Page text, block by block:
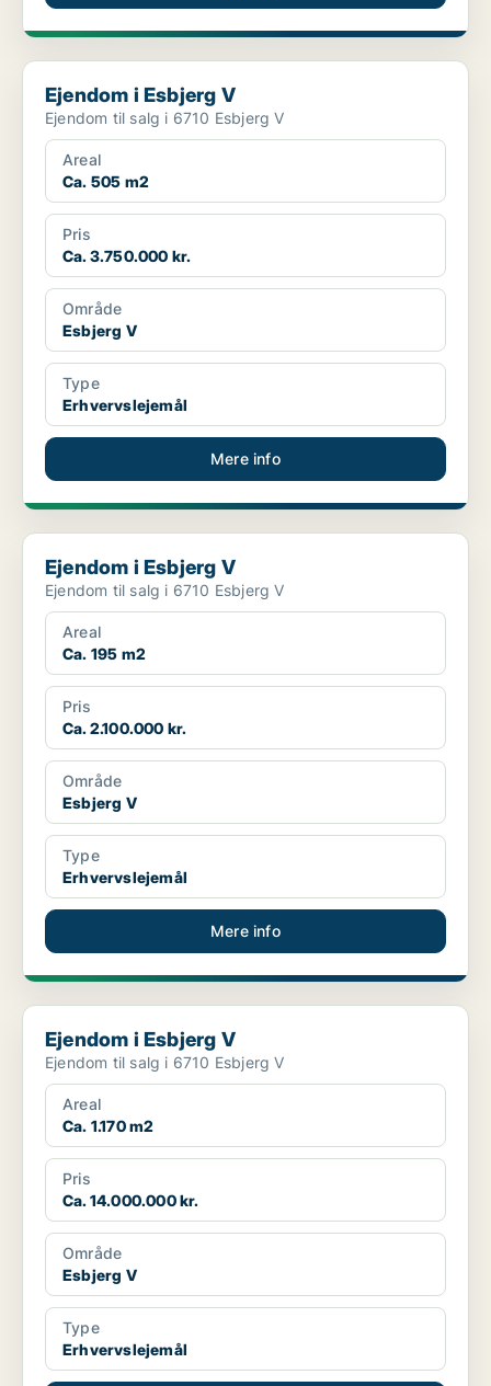
Ejendom i Esbjerg V
Ejendom i Esbjerg V
Ejendom til salg i 6710 Esbjerg V
Areal
Ca. 505 m2
Pris
Ca. 3.750.000 kr.
Område
Esbjerg V
Type
Erhvervslejemål
Mere info
Ejendom i Esbjerg V
Ejendom i Esbjerg V
Ejendom til salg i 6710 Esbjerg V
Areal
Ca. 195 m2
Pris
Ca. 2.100.000 kr.
Område
Esbjerg V
Type
Erhvervslejemål
Mere info
Ejendom i Esbjerg V
Ejendom i Esbjerg V
Ejendom til salg i 6710 Esbjerg V
Areal
Ca. 1.170 m2
Pris
Ca. 14.000.000 kr.
Område
Esbjerg V
Type
Erhvervslejemål